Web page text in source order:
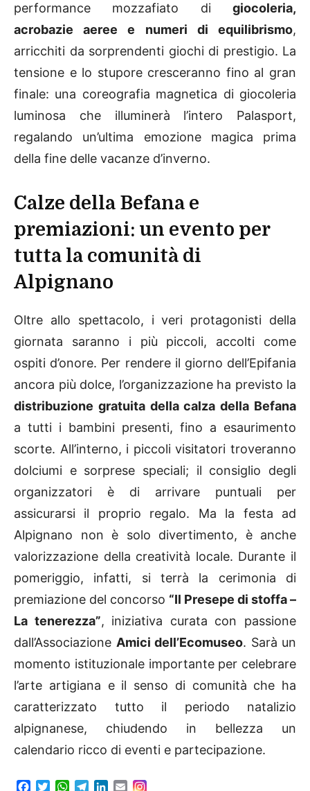
performance mozzafiato di giocoleria,
acrobazie aeree e numeri di equilibrismo,
arricchiti da sorprendenti giochi di prestigio. La
tensione e lo stupore cresceranno fino al gran
finale: una coreografia magnetica di giocoleria
luminosa che illuminerà l’intero Palasport,
regalando un’ultima emozione magica prima
della fine delle vacanze d’inverno.
Calze della Befana e
premiazioni: un evento per
tutta la comunità di
Alpignano
Oltre allo spettacolo, i veri protagonisti della
giornata saranno i più piccoli, accolti come
ospiti d’onore. Per rendere il giorno dell’Epifania
ancora più dolce, l’organizzazione ha previsto la
distribuzione gratuita della calza della Befana
a tutti i bambini presenti, fino a esaurimento
scorte. All’interno, i piccoli visitatori troveranno
dolciumi e sorprese speciali; il consiglio degli
organizzatori è di arrivare puntuali per
assicurarsi il proprio regalo. Ma la festa ad
Alpignano non è solo divertimento, è anche
valorizzazione della creatività locale. Durante il
pomeriggio, infatti, si terrà la cerimonia di
premiazione del concorso “Il Presepe di stoffa –
La tenerezza”, iniziativa curata con passione
dall’Associazione Amici dell’Ecomuseo. Sarà un
momento istituzionale importante per celebrare
l’arte artigiana e il senso di comunità che ha
caratterizzato tutto il periodo natalizio
alpignanese, chiudendo in bellezza un
calendario ricco di eventi e partecipazione.
W E